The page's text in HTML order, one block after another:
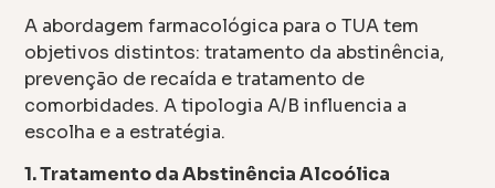
A abordagem farmacológica para o TUA tem
objetivos distintos: tratamento da abstinência,
prevenção de recaída e tratamento de
comorbidades. A tipologia A/B influencia a
escolha e a estratégia.
1. Tratamento da Abstinência Alcoólica